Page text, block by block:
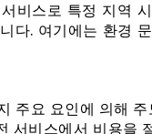
비스로 특정 지역
다. 여기에는 환경
주요 요인에 의해 주
서비스에서 비용을